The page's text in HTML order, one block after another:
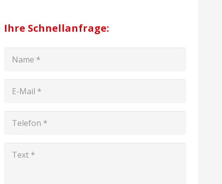
Ihre Schnellanfrage: